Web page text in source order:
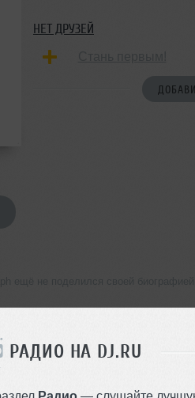
РАДИО НА DJ.RU
Радио — слушайте
НЕТ ДРУЗЕЙ